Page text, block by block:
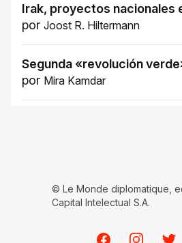
Irak, proyectos nacionales
por Joost R. Hiltermann
Segunda «revolución
por Mira Kamdar
© Le Monde diplomatique,
Capital Intelectual S.A.
FacebookInstagram